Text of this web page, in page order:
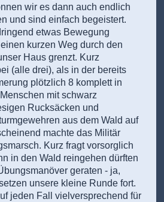
wir es dann auch endlich
und sind einfach begeistert.
etwas Bewegung
kurzen Weg durch den
Haus grenzt. Kurz
(alle drei), als in der bereits
plötzlich 8 komplett in
mit schwarz
Rucksäcken und
aus dem Wald auf
machte das Militär
Kurz fragt vorsorglich
in den Wald reingehen dürften
geraten - ja,
unsere kleine Runde fort.
jeden Fall vielversprechend für